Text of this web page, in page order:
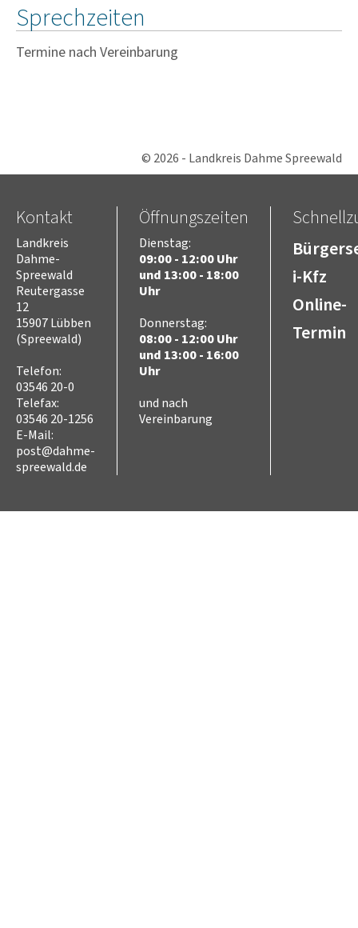
Sprechzeiten
Termine nach Vereinbarung
© 2026 - Landkreis Dahme Spreewald
Kontakt
Landkreis
Dahme-
Spreewald
Reutergasse
12
15907 Lübben
(Spreewald)
Telefon:
03546 20-0
Telefax:
03546 20-1256
E-Mail:
post@dahme-
spreewald.de
Öffnungszeiten
Dienstag:
09:00 - 12:00 Uhr
und 13:00 - 18:00
Uhr
Donnerstag:
08:00 - 12:00 Uhr
und 13:00 - 16:00
Uhr
und nach
Vereinbarung
i-Kfz
Online-
Termin